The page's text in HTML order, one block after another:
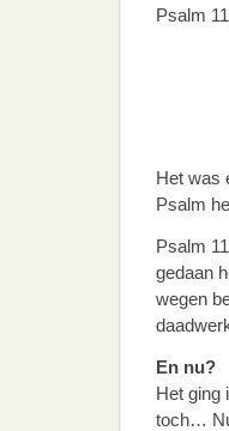
Psalm
Het was
Psalm
Psalm
gedaan
wegen
En nu?
Het ging
toch…